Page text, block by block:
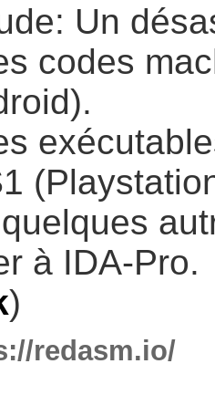
Un
codes
à IDA-Pro.
)
redasm.io/